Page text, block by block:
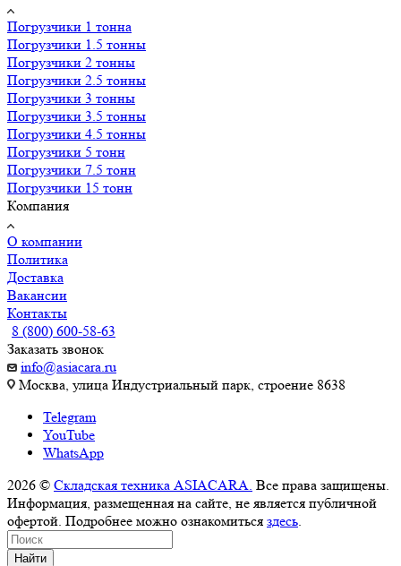
Погрузчики 1 тонна
Погрузчики 1.5 тонны
Погрузчики 2 тонны
Погрузчики 2.5 тонны
Погрузчики 3 тонны
Погрузчики 3.5 тонны
Погрузчики 4.5 тонны
Погрузчики 5 тонн
Погрузчики 7.5 тонн
Погрузчики 15 тонн
Компания
О компании
Политика
Доставка
Вакансии
Контакты
8 (800) 600-58-63
Заказать звонок
info@asiacara.ru
Москва, улица Индустриальный парк, строение 8638
Telegram
YouTube
WhatsApp
2026 © Складская техника ASIACARA. Все права защищены.
Информация, размещенная на сайте, не является публичной
офертой. Подробнее можно ознакомиться здесь
Найти